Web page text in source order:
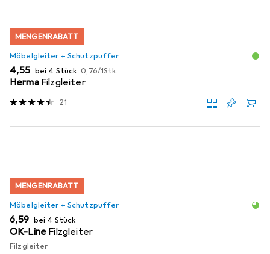
MENGENRABATT
Möbelgleiter + Schutzpuffer
EUR
4,55 bei 4 Stück EUR
0,76/1Stk.
Herma Filzgleiter
21
MENGENRABATT
Möbelgleiter + Schutzpuffer
EUR
6,59 bei 4 Stück
OK-Line Filzgleiter
Filzgleiter